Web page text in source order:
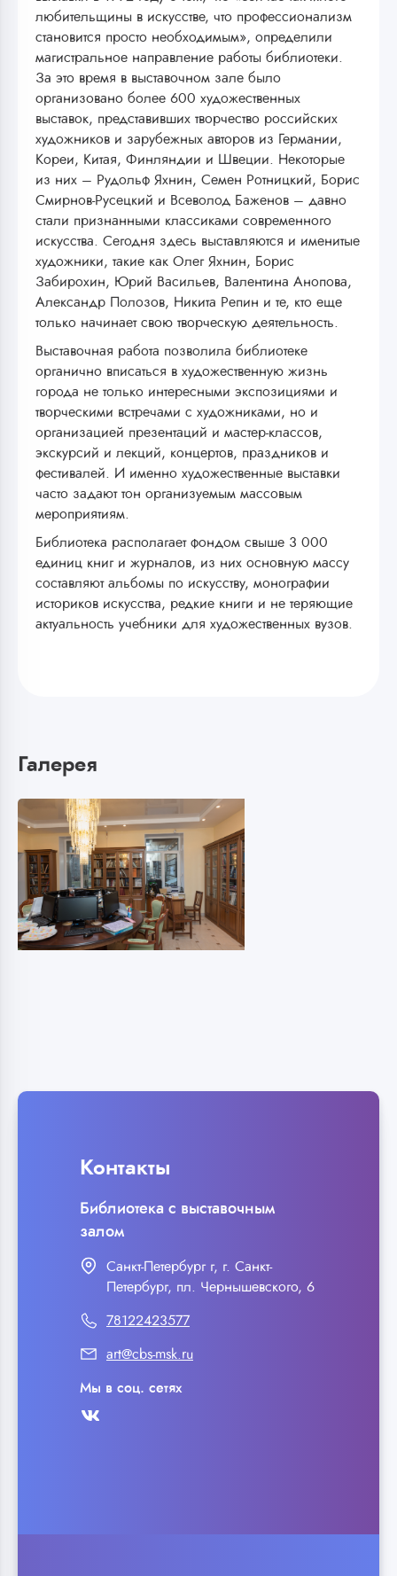
любительщины в искусстве, что профессионализм
становится просто необходимым», определили
магистральное направление работы библиотеки.
За это время в выставочном зале было
организовано более 600 художественных
выставок, представивших творчество российских
художников и зарубежных авторов из Германии,
Кореи, Китая, Финляндии и Швеции. Некоторые
из них – Рудольф Яхнин, Семен Ротницкий, Борис
Смирнов-Русецкий и Всеволод Баженов – давно
стали признанными классиками современного
искусства. Сегодня здесь выставляются и именитые
художники, такие как Олег Яхнин, Борис
Забирохин, Юрий Васильев, Валентина Анопова,
Александр Полозов, Никита Репин и те, кто еще
только начинает свою творческую деятельность.
Выставочная работа позволила библиотеке
органично вписаться в художественную жизнь
города не только интересными экспозициями и
творческими встречами с художниками, но и
организацией презентаций и мастер-классов,
экскурсий и лекций, концертов, праздников и
фестивалей. И именно художественные выставки
часто задают тон организуемым массовым
мероприятиям.
Библиотека располагает фондом свыше 3 000
единиц книг и журналов, из них основную массу
составляют альбомы по искусству, монографии
историков искусства, редкие книги и не теряющие
актуальность учебники для художественных вузов.
Галерея
Контакты
Библиотека с выставочным
залом
Санкт-Петербург г, г. Санкт-
Петербург, пл. Чернышевского, 6
78122423577
art@cbs-msk.ru
Мы в соц. сетях